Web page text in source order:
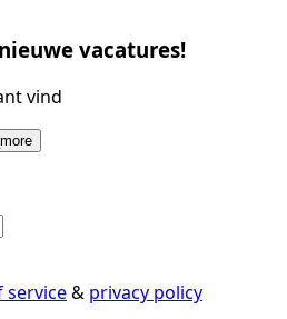
vacatures!
vind
service& privacy policy